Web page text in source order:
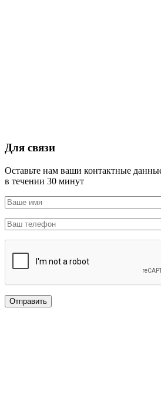
Для связи
Оставьте нам ваши контактные
в течении 30 минут